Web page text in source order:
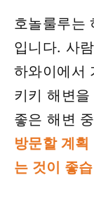
호놀룰루는
입니다. 사
하와이에서
키키 해변
좋은 해변
방문할 계
는 것이 좋